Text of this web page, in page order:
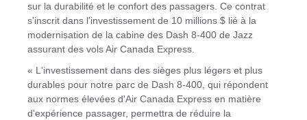
sur la durabilité et le confort des passagers. Ce contrat
s'inscrit dans l'investissement de 10 millions $ lié à la
modernisation de la cabine des Dash 8‑400 de Jazz
assurant des vols Air Canada Express.
« L'investissement dans des sièges plus légers et plus
durables pour notre parc de Dash 8-400, qui répondent
aux normes élevées d'Air Canada Express en matière
d'expérience passager, permettra de réduire la